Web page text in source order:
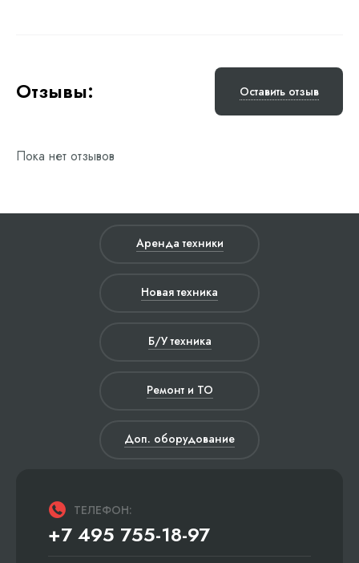
Отзывы: Оставить отзыв
Пока нет отзывов
Аренда техники
Новая техника
Б/У техника
Ремонт и ТО
Доп. оборудование
ТЕЛЕФОН:
+7 495 755-18-97